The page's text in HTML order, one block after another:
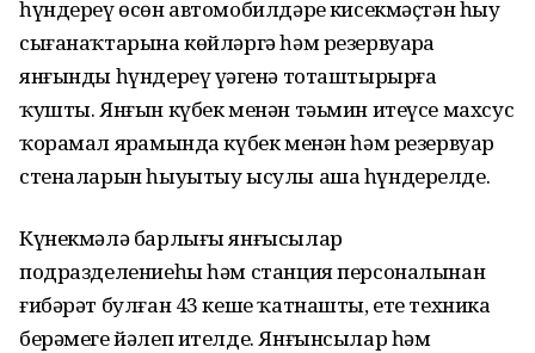
һүндереү өсөн автомобилдәрҙе кисекмәҫтән һыу
сығанаҡтарына көйләргә һәм резервуарҙа
янғынды һүндереү үҙәгенә тоташтырырға
ҡушты. Янғын күбек менән тәьмин итеүсе махсус
ҡорамал ярҙамында күбек менән һәм резервуар
стеналарын һыуытыу ысулы аша һүндерелде.
Күнекмәлә барлығы янғысылар
подразделениеһы һәм станция персоналынан
ғибәрәт булған 43 кеше ҡатнашты, ете техника
берәмеге йәлеп ителде. Янғынсылар һәм